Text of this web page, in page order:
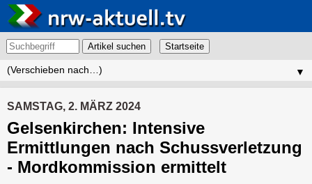
Artikel suchen
▼
SAMSTAG, 2. MÄRZ 2024
Gelsenkirchen: Intensive
Ermittlungen nach Schussverletzung
- Mordkommission ermittelt